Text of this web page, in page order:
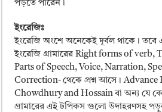
পড়তে পারেন।
ইংরেজিঃ
ইংরেজি অংশে অনেকেই দূর্বল থাকে। তবে
ইংরেজি গ্রামারের Right forms of verb,
Parts of Speech, Voice, Narration,
Correction- থেকে প্রশ্ন আসে। Advance
Chowdhury and Hossain বা অন্য যে
গ্রামারের এই টপিকস গুলো উদাহরণসহ